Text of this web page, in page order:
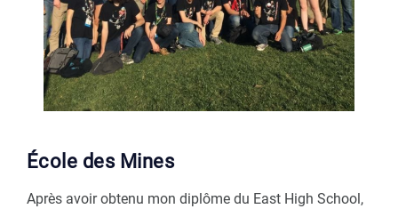
École des Mines
Après avoir obtenu mon diplôme du East High School,